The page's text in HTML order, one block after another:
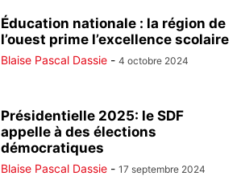
Éducation nationale : la région de
l’ouest prime l’excellence scolaire
Blaise Pascal Dassie - 4 octobre 2024
Présidentielle 2025: le SDF
appelle à des élections
démocratiques
Blaise Pascal Dassie - 17 septembre 2024